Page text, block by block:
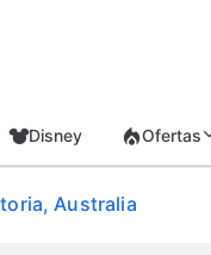
Disney Ofertas
Australia